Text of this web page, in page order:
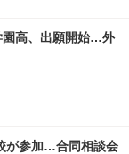
園高、出願開始…外
が参加…合同相談会